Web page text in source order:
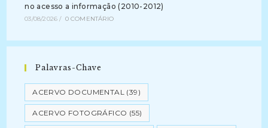
no acesso a informação (2010-2012)
03/08/2026 / 0 COMENTÁRIO
Palavras-Chave
ACERVO DOCUMENTAL (39)
ACERVO FOTOGRÁFICO (55)